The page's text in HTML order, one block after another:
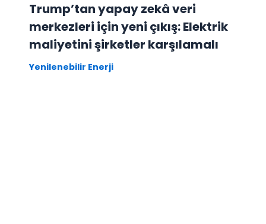
Trump’tan yapay zekâ veri
merkezleri için yeni çıkış: Elektrik
maliyetini şirketler karşılamalı
Yenilenebilir Enerji